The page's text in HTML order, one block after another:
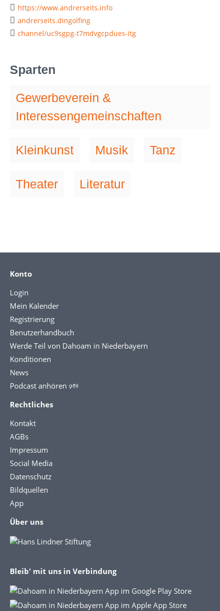
https://www.andrerseits.info
andrerseits.dingolfing
channel/uc9sgpg-t7mdvgcpdues-itg
Sparten
Gewerbeverein &
Interessengemeinschaften
Kleinkunst Musik Tanz
Theater Literatur
Konto
Login
Mein Kalender
Registrierung
Benutzerhandbuch
Werde Teil von Dahoam in Niederbayern
Konditionen
News
Podcast anhören 🕬
Rechtliches
Kontakt
AGBs
Impressum
Social Media
Datenschutz
Bildquellen
App
Über uns
Bleib' mit uns in Verbindung